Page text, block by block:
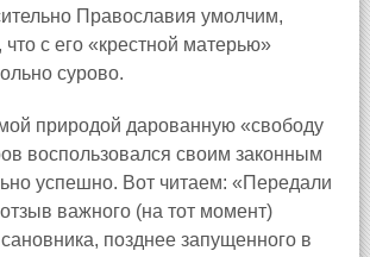
Православия умолчим,
с его «крестной матерью»
сурово.
природой дарованную «свободу
воспользовался своим законным
успешно. Вот читаем: «Передали
важного (на тот момент)
позднее запущенного в